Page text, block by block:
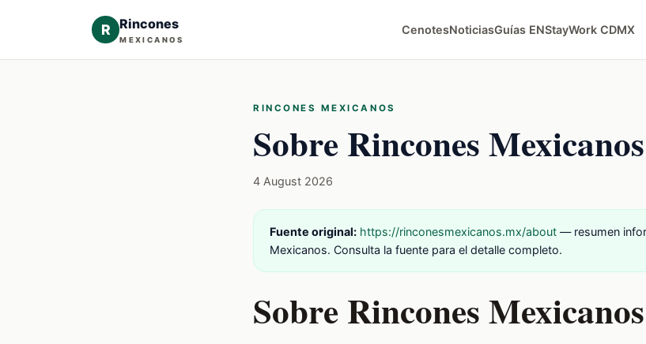
R Rincones
MEXICANOS
CenotesNoticiasGuías ENStayWork CDMX
RINCONES MEXICANOS
Sobre Rincones Mexicanos
4 August 2026
Fuente original: https://rinconesmexicanos.mx/about — resumen
Mexicanos. Consulta la fuente para el detalle completo.
Sobre Rincones Mexicanos